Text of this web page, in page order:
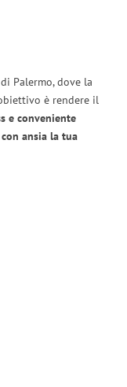
Palermo, dove la
è rendere il
e conveniente
ansia la tua